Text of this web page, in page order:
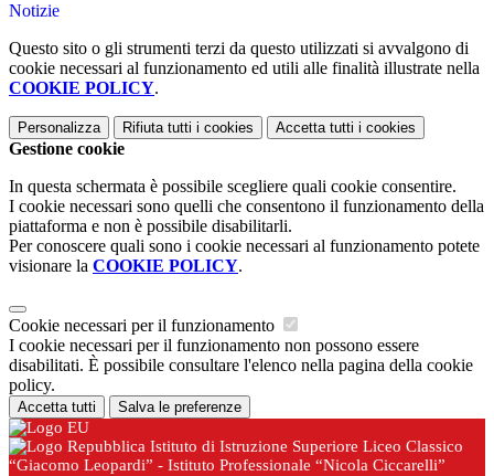
Notizie
Questo sito o gli strumenti terzi da questo utilizzati si avvalgono di
cookie necessari al funzionamento ed utili alle finalità illustrate nella
COOKIE POLICY.
Personalizza Rifiuta tutti i cookies Accetta tutti i cookies
Gestione cookie
In questa schermata è possibile scegliere quali cookie consentire.
I cookie necessari sono quelli che consentono il funzionamento della
piattaforma e non è possibile disabilitarli.
Per conoscere quali sono i cookie necessari al funzionamento potete
visionare la COOKIE POLICY.
Cookie necessari per il funzionamento
I cookie necessari per il funzionamento non possono essere
disabilitati. È possibile consultare l'elenco nella pagina della cookie
policy.
Accetta tutti Salva le preferenze
Istituto di Istruzione Superiore Liceo Classico
“Giacomo Leopardi” - Istituto Professionale “Nicola Ciccarelli”